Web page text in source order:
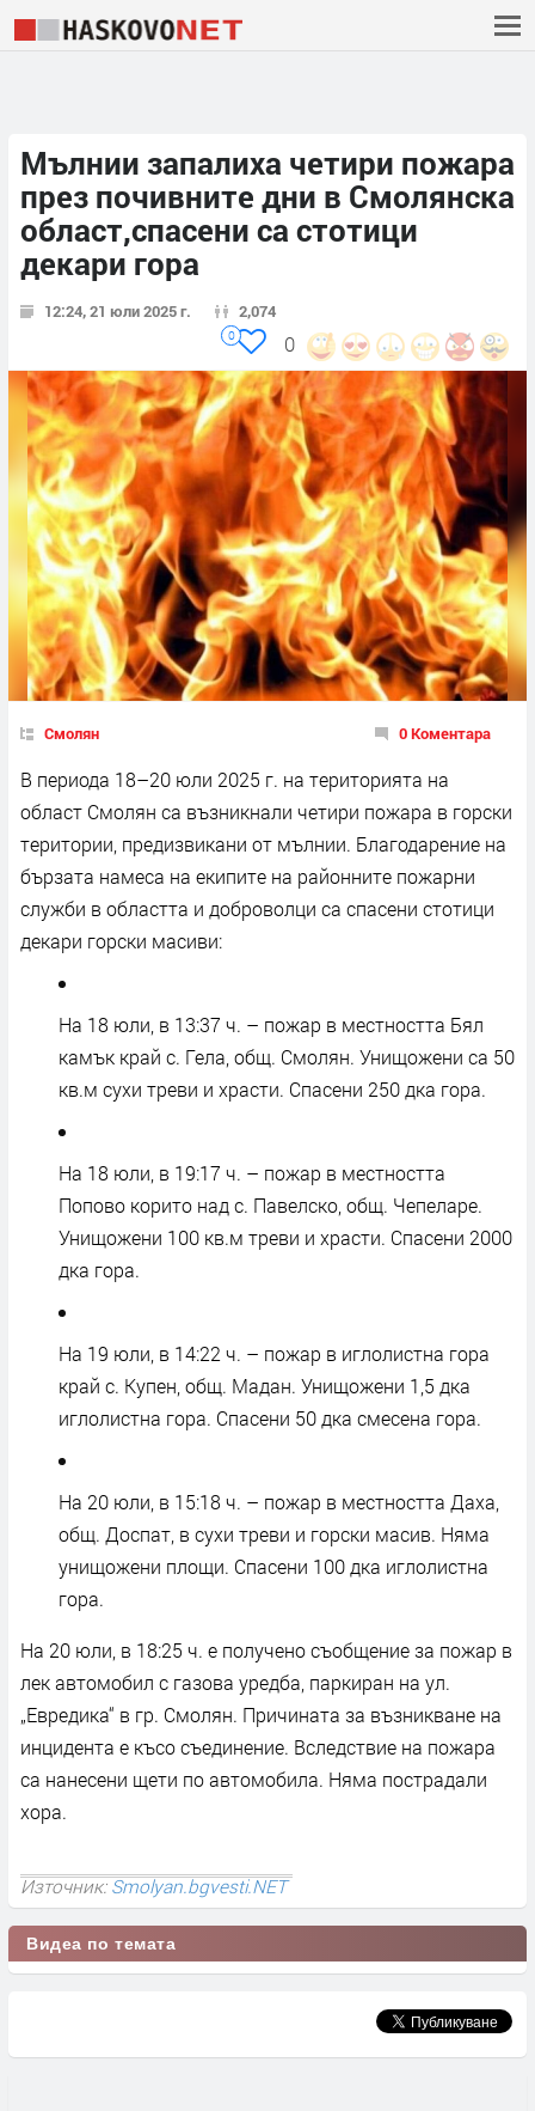
Мълнии запалиха четири пожара
през почивните дни в Смолянска
област,спасени са стотици
декари гора
12:24, 21 юли 2025 г. 2,074
0
0
Смолян 0 Коментара
В периода 18–20 юли 2025 г. на територията на
област Смолян са възникнали четири пожара в горски
територии, предизвикани от мълнии. Благодарение на
бързата намеса на екипите на районните пожарни
служби в областта и доброволци са спасени стотици
декари горски масиви:
На 18 юли, в 13:37 ч. – пожар в местността Бял
камък край с. Гела, общ. Смолян. Унищожени са 50
кв.м сухи треви и храсти. Спасени 250 дка гора.
На 18 юли, в 19:17 ч. – пожар в местността
Попово корито над с. Павелско, общ. Чепеларе.
Унищожени 100 кв.м треви и храсти. Спасени 2000
дка гора.
На 19 юли, в 14:22 ч. – пожар в иглолистна гора
край с. Купен, общ. Мадан. Унищожени 1,5 дка
иглолистна гора. Спасени 50 дка смесена гора.
На 20 юли, в 15:18 ч. – пожар в местността Даха,
общ. Доспат, в сухи треви и горски масив. Няма
унищожени площи. Спасени 100 дка иглолистна
гора.
На 20 юли, в 18:25 ч. е получено съобщение за пожар в
лек автомобил с газова уредба, паркиран на ул.
„Евредика“ в гр. Смолян. Причината за възникване на
инцидента е късо съединение. Вследствие на пожара
са нанесени щети по автомобила. Няма пострадали
хора.
Източник:Smolyan.bgvesti.NET
Видеа по темата